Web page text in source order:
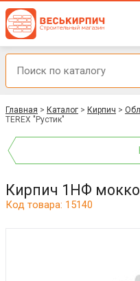
Главная > Каталог > Кирпич >
TEREX "Рустик"
Кирпич 1НФ мокко
Код товара: 15140